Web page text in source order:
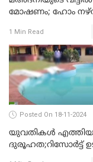
മോഷണം; ഹോം
1 Min Read
Posted On 18-11-2024
യുവതികള്‍
ദുരൂഹത;റിസോര്‍ട്ട്